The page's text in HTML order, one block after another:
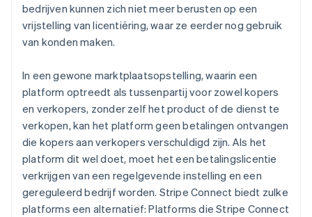
bedrijven kunnen zich niet meer berusten op een
vrijstelling van licentiëring, waar ze eerder nog gebruik
van konden maken.
In een gewone marktplaatsopstelling, waarin een
platform optreedt als tussenpartij voor zowel kopers
en verkopers, zonder zelf het product of de dienst te
verkopen, kan het platform geen betalingen ontvangen
die kopers aan verkopers verschuldigd zijn. Als het
platform dit wel doet, moet het een betalingslicentie
verkrijgen van een regelgevende instelling en een
gereguleerd bedrijf worden. Stripe Connect biedt zulke
platforms een alternatief: Platforms die Stripe Connect